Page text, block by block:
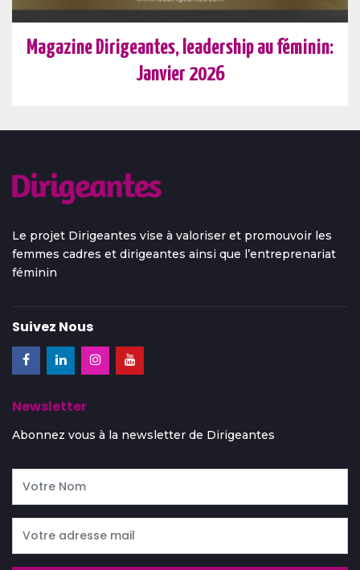
Magazine Dirigeantes, leadership au féminin:
Janvier 2026
Le projet Dirigeantes vise à valoriser et promouvoir les
femmes cadres et dirigeantes ainsi que l’entreprenariat
féminin
Suivez Nous
Newsletter
Abonnez vous à la newsletter de Dirigeantes